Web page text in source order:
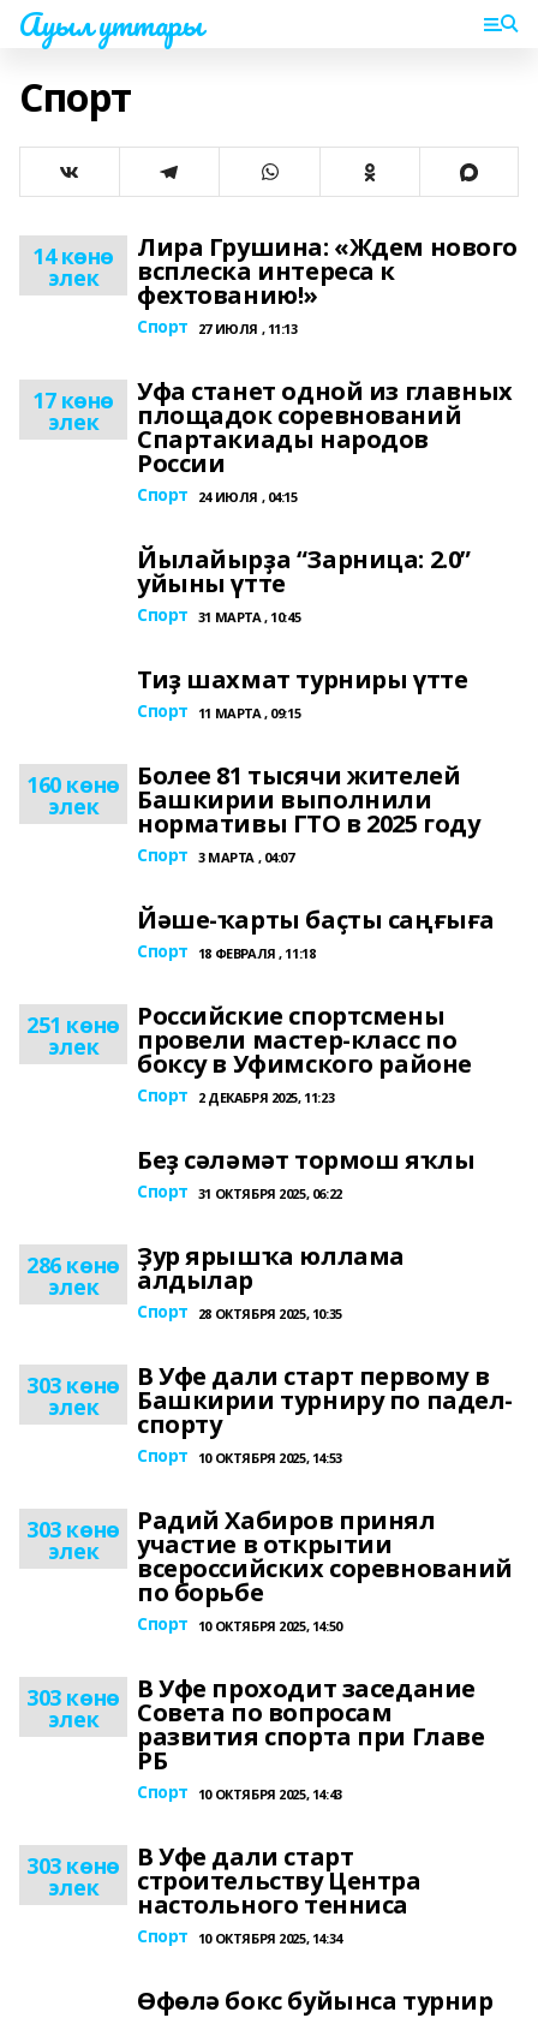
Ауыл уттары
Спорт
14 көнө
элек
Лира Грушина: «Ждем нового
всплеска интереса к
фехтованию!»
Спорт 27 ИЮЛЯ , 11:13
17 көнө
элек
Уфа станет одной из главных
площадок соревнований
Спартакиады народов
России
Спорт 24 ИЮЛЯ , 04:15
Йылайырҙа “Зарница: 2.0”
уйыны үтте
Спорт 31 МАРТА , 10:45
Тиҙ шахмат турниры үтте
Спорт 11 МАРТА , 09:15
160 көнө
элек
Более 81 тысячи жителей
Башкирии выполнили
нормативы ГТО в 2025 году
Спорт 3 МАРТА , 04:07
Йәше-ҡарты баҫты саңғыға
Спорт 18 ФЕВРАЛЯ , 11:18
251 көнө
элек
Российские спортсмены
провели мастер-класс по
боксу в Уфимского районе
Спорт 2 ДЕКАБРЯ 2025, 11:23
Беҙ сәләмәт тормош яҡлы
Спорт 31 ОКТЯБРЯ 2025, 06:22
286 көнө
элек
Ҙур ярышҡа юллама
алдылар
Спорт 28 ОКТЯБРЯ 2025, 10:35
303 көнө
элек
В Уфе дали старт первому в
Башкирии турниру по падел-
спорту
Спорт 10 ОКТЯБРЯ 2025, 14:53
303 көнө
элек
Радий Хабиров принял
участие в открытии
всероссийских соревнований
по борьбе
Спорт 10 ОКТЯБРЯ 2025, 14:50
303 көнө
элек
В Уфе проходит заседание
Совета по вопросам
развития спорта при Главе
РБ
Спорт 10 ОКТЯБРЯ 2025, 14:43
303 көнө
элек
В Уфе дали старт
строительству Центра
настольного тенниса
Спорт 10 ОКТЯБРЯ 2025, 14:34
Өфөлә бокс буйынса турнир